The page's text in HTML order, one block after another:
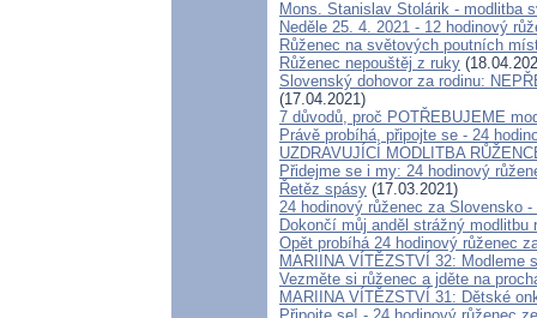
Mons. Stanislav Stolárik - modlitba
Neděle 25. 4. 2021 - 12 hodinový
Růženec na světových poutních
Růženec nepouštěj z ruky
Slovenský dohovor za rodinu:
(17.04.2021)
7 důvodů, proč POTŘEBUJEME
Právě probíhá, připojte se - 24
UZDRAVUJÍCÍ MODLITBA
Přidejme se i my: 24 hodinový
Řetěz spásy (17.03.2021)
24 hodinový růženec za Slovensko
Dokončí můj anděl strážný modlitbu
Opět probíhá 24 hodinový růženec
MARIINA VÍTĚZSTVÍ 32: Modleme
Vezměte si růženec a jděte na
MARIINA VÍTĚZSTVÍ 31: Dětské